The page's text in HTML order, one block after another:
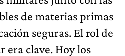
de materias primas
seguras. El rol de
clave. Hoy los